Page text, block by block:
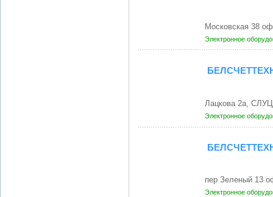
Московская 38
Электронное
Лацкова 2а,
Электронное
пер Зеленый 13
Электронное